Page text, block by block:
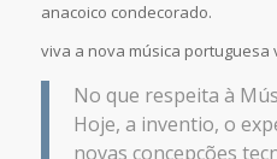
anacoico condecorado.
viva a nova música portuguesa
No que respeita à
Hoje, a inventio, o
novas concepções